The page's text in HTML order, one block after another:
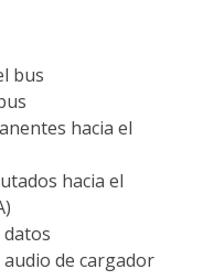
bus
hacia el
hacia el
datos
audio de cargador